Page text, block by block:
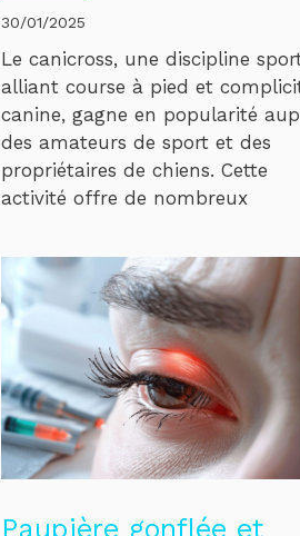
30/01/2025
Le canicross, une discipline
alliant course à pied et
canine, gagne en popularité
des amateurs de sport et des
propriétaires de chiens. Cette
activité offre de nombreux
Paupière gonflée et